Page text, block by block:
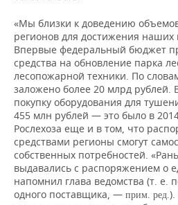
«Мы близки к доведению
регионов для достижения
Впервые федеральный бюджет
средства на обновление парка
лесопожарной техники. По
заложено более 20 млрд рублей.
покупку оборудования для
455 млн рублей — это было в
Рослехоза еще и в том, что
средствами регионы смогут
собственных потребностей.
выдавались с распоряжением о
напомнил глава ведомства (т. е.
одного поставщика, — прим. ред.